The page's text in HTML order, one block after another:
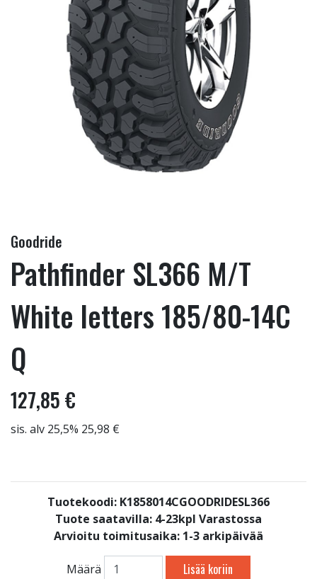
Goodride
Pathfinder SL366 M/T
White letters 185/80-14C
Q
127,85 €
sis. alv 25,5% 25,98 €
Tuotekoodi: K1858014CGOODRIDESL366
Tuote saatavilla: 4-23kpl Varastossa
Arvioitu toimitusaika: 1-3 arkipäivää
Määrä Lisää koriin